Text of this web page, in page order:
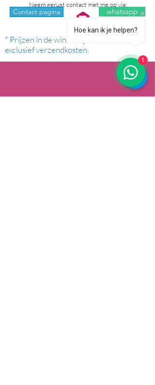
Neem gerust contact met me op via:
Contact pagina whatsapp
* Prijzen in de winkel zijn inclusief btw en
exclusief verzendkosten.
Hoe kan ik je helpen?
1